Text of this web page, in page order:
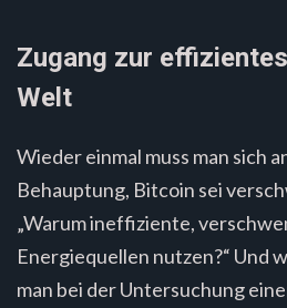
Zugang zur
Welt
Wieder einmal muss man sich
Behauptung, Bitcoin sei
„Warum ineffiziente,
Energiequellen nutzen?“ Und
man bei der Untersuchung